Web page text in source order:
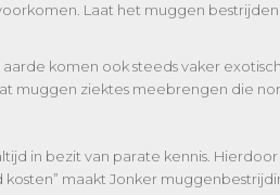
Laat het muggen
komen ook steeds vaker
muggen ziektes meebrengen die
in bezit van parate kennis.
maakt Jonker